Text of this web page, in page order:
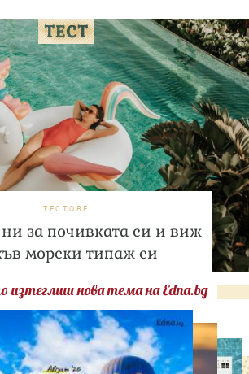
ТЕСТОВЕ
за почивката си и виж
морски типаж си
изтеглиш нова тема на Edna.bg